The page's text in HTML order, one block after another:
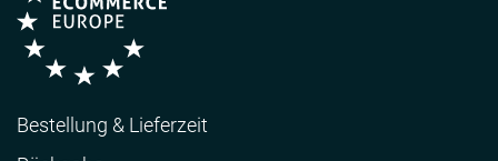
Bestellung & Lieferzeit